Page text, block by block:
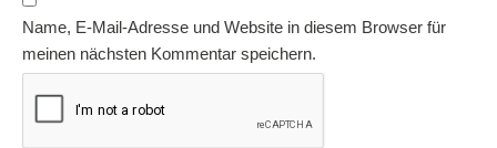
Name, E-Mail-Adresse und Website in diesem Browser für
meinen nächsten Kommentar speichern.